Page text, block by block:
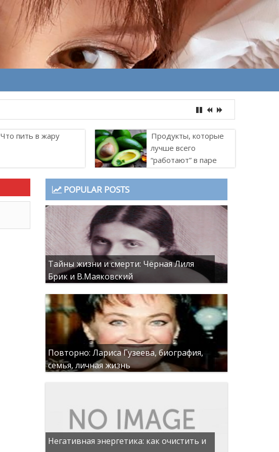
Что пить в жару
Продукты, которые
лучше всего
“работают” в паре
POPULAR POSTS
Тайны жизни и смерти: Чёрная Лиля
Брик и В.Маяковский
Повторно: Лариса Гузеева, биография,
семья, личная жизнь
Негативная энергетика: как очистить и